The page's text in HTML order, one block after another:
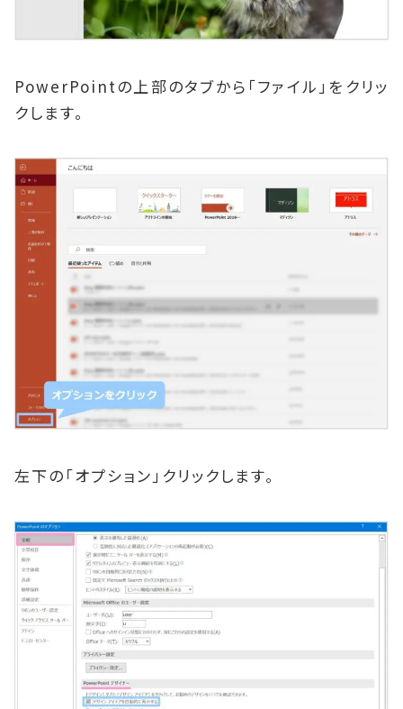
PowerPointの上部のタブから「ファイル」をクリッ
クします。
左下の「オプション」クリックします。